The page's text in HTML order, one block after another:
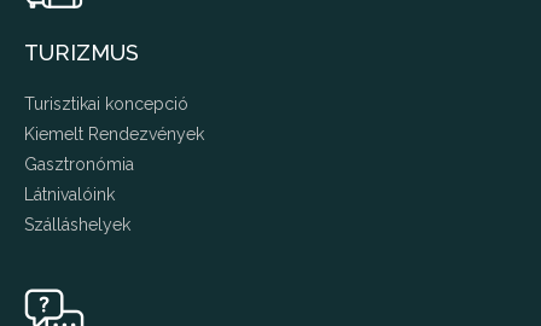
TURIZMUS
Turisztikai koncepció
Kiemelt Rendezvények
Gasztronómia
Látnivalóink
Szálláshelyek